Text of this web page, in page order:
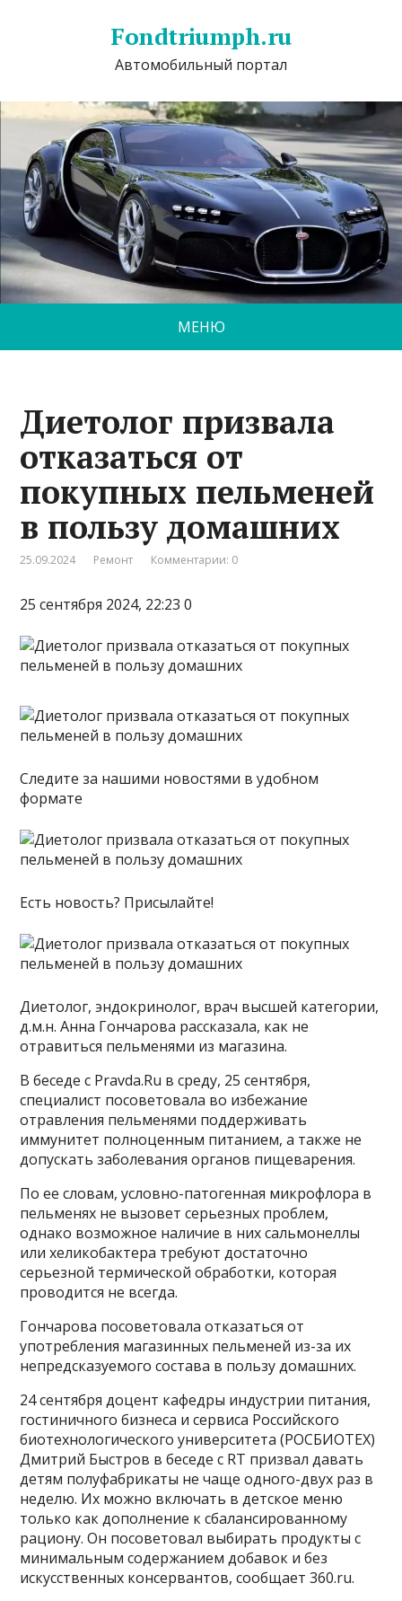
Fondtriumph.ru
Автомобильный портал
МЕНЮ
Диетолог призвала
отказаться от
покупных пельменей
в пользу домашних
25.09.2024 Ремонт Комментарии: 0
25 сентября 2024, 22:23 0
Следите за нашими новостями в удобном
формате
Есть новость? Присылайте!
Диетолог, эндокринолог, врач высшей категории,
д.м.н. Анна Гончарова рассказала, как не
отравиться пельменями из магазина.
В беседе с Pravda.Ru в среду, 25 сентября,
специалист посоветовала во избежание
отравления пельменями поддерживать
иммунитет полноценным питанием, а также не
допускать заболевания органов пищеварения.
По ее словам, условно-патогенная микрофлора в
пельменях не вызовет серьезных проблем,
однако возможное наличие в них сальмонеллы
или хеликобактера требуют достаточно
серьезной термической обработки, которая
проводится не всегда.
Гончарова посоветовала отказаться от
употребления магазинных пельменей из-за их
непредсказуемого состава в пользу домашних.
24 сентября доцент кафедры индустрии питания,
гостиничного бизнеса и сервиса Российского
биотехнологического университета (РОСБИОТЕХ)
Дмитрий Быстров в беседе с RT призвал давать
детям полуфабрикаты не чаще одного-двух раз в
неделю. Их можно включать в детское меню
только как дополнение к сбалансированному
рациону. Он посоветовал выбирать продукты с
минимальным содержанием добавок и без
искусственных консервантов, сообщает 360.ru.